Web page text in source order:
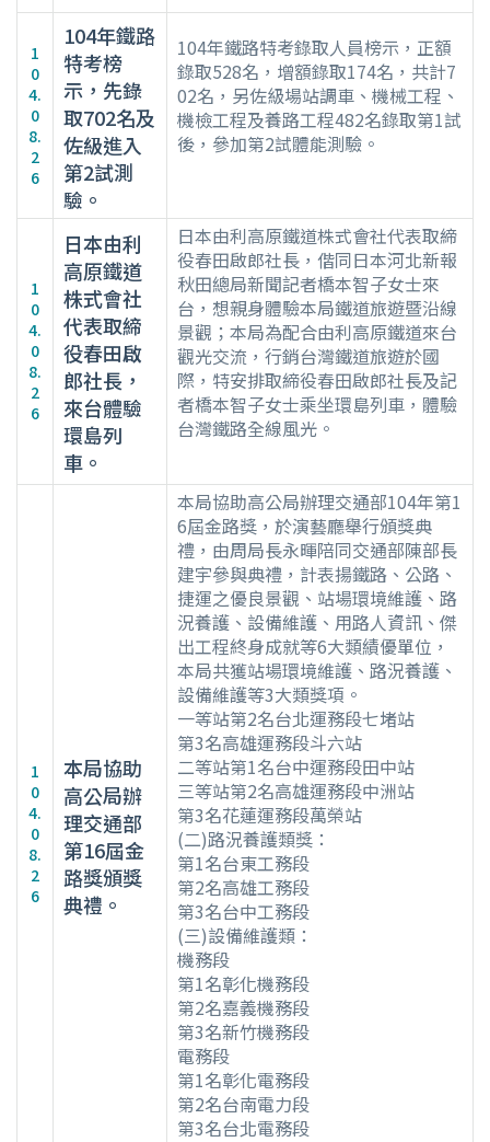
1
0
4.
0
8.
2
6
104年鐵路
特考榜
示，先錄
取702名及
佐級進入
第2試測
驗。
104年鐵路特考錄取人員榜示，正額
錄取528名，增額錄取174名，共計7
02名，另佐級場站調車、機械工程、
機檢工程及養路工程482名錄取第1試
後，參加第2試體能測驗。
1
0
4.
0
8.
2
6
日本由利
高原鐵道
株式會社
代表取締
役春田啟
郎社長，
來台體驗
環島列
車。
日本由利高原鐵道株式會社代表取締
役春田啟郎社長，偕同日本河北新報
秋田總局新聞記者橋本智子女士來
台，想親身體驗本局鐵道旅遊暨沿線
景觀；本局為配合由利高原鐵道來台
觀光交流，行銷台灣鐵道旅遊於國
際，特安排取締役春田啟郎社長及記
者橋本智子女士乘坐環島列車，體驗
台灣鐵路全線風光。
1
0
4.
0
8.
2
6
本局協助
高公局辦
理交通部
第16屆金
路獎頒獎
典禮。
本局協助高公局辦理交通部104年第1
6屆金路獎，於演藝廳舉行頒獎典
禮，由周局長永暉陪同交通部陳部長
建宇參與典禮，計表揚鐵路、公路、
捷運之優良景觀、站場環境維護、路
況養護、設備維護、用路人資訊、傑
出工程終身成就等6大類績優單位，
本局共獲站場環境維護、路況養護、
設備維護等3大類獎項。
一等站第2名台北運務段七堵站
第3名高雄運務段斗六站
二等站第1名台中運務段田中站
三等站第2名高雄運務段中洲站
第3名花蓮運務段萬榮站
(二)路況養護類獎：
第1名台東工務段
第2名高雄工務段
第3名台中工務段
(三)設備維護類：
機務段
第1名彰化機務段
第2名嘉義機務段
第3名新竹機務段
電務段
第1名彰化電務段
第2名台南電力段
第3名台北電務段